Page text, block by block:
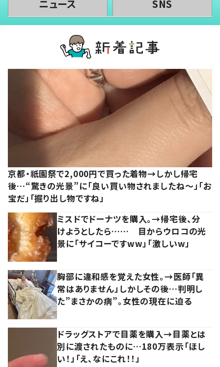
ニュース SNS
京都・祇園祭で2,000円で買った着物→しかし帰宅
後…“驚きの光景”に「良い買い物されましたね～」「お
宝だ」「掘り出し物ですね」
ミスドでドーナツを購入。→帰宅後、分
けようとしたら…… 目からウロコの光
景に「サイコーですww」「激しいw」
胸部に違和感を覚えた女性。→医師「異
常はありません」しかしその後…判明し
た”まさかの病”。女性の現在に迫る
ドラッグストアで目薬を購入→目薬とは
別に渡されたものに…180万表示「ほし
い！」「え、なにこれ！！」